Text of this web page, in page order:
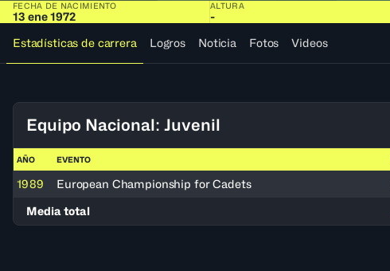
FECHA DE NACIMIENTO
13 ene 1972
ALTURA
-
Estadísticas de carrera
Logros Noticia Fotos Videos
Equipo Nacional: Juvenil
AÑO EVENTO
1989 European Championship for Cadets
Media total